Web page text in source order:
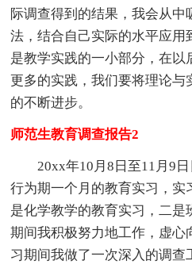
际调查得到的结果，我会从中
法，结合自己实际的水平应用
是教学实践的一小部分，在以
更多的实践，我们要将理论与
的不断进步。
师范生教育调查报告2
20xx年10月8日至11月9日
行为期一个月的教育实习，实
是化学教学的教育实习，二是
期间我积极努力地工作，虚心
习期间我做了一次深入的调查